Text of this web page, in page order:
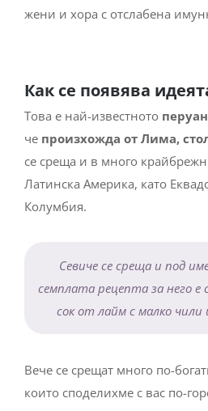
жени и хора с отслабена
Как се появява
Това е най-известното
че произхожда от Лима,
се среща и в много
Латинска Америка, като
Колумбия.
Севиче се среща и под
семплата рецепта за него е
сок от лайм с малко
Вече се срещат много по-
които споделихме с вас по-